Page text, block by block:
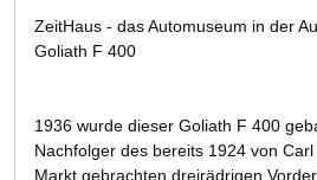
ZeitHaus - das Automuseum in der
Goliath F 400
1936 wurde dieser Goliath F 400
Nachfolger des bereits 1924 von
Markt gebrachten dreirädrigen